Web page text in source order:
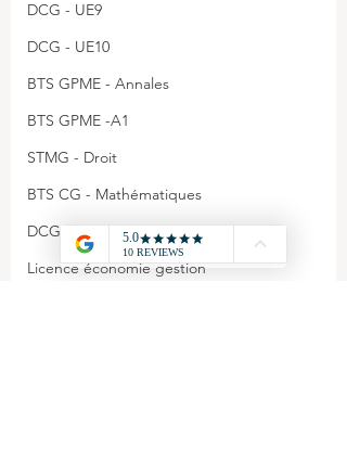
DCG - UE9
DCG - UE10
BTS GPME - Annales
BTS GPME -A1
STMG - Droit
BTS CG - Mathématiques
DCG - UE6
Licence économie gestion